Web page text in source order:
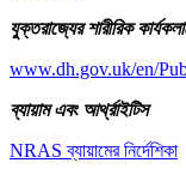
যুক্তরাজ্যের শারীরিক
www.dh.gov.uk/en/
ব্যায়াম এবং আর্থ্রাইটিস
NRAS ব্যায়ামের নির্দেশিকা